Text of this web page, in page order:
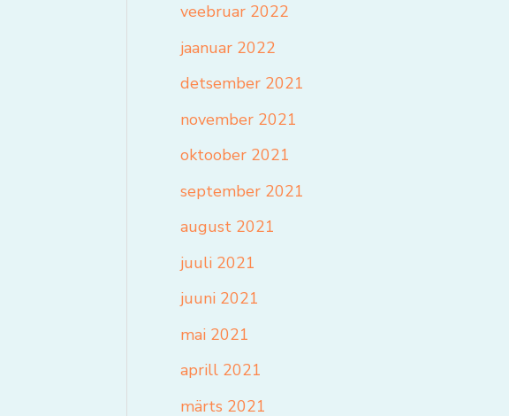
veebruar 2022
jaanuar 2022
detsember 2021
november 2021
oktoober 2021
september 2021
august 2021
juuli 2021
juuni 2021
mai 2021
aprill 2021
märts 2021